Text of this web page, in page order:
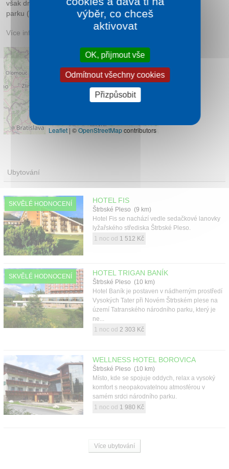
však dnes slouží jen jako terénní stanice strážců národního
parku (TPN).
Více informací:
Leaflet | ©OpenStreetMapcontributors
Ubytování
SKVĚLÉ HODNOCENÍ HOTEL FIS
Štrbské Pleso (9 km)
Hotel Fis se nachází vedle sedačkové lanovky
lyžařského střediska Štrbské Pleso.
1 noc od 1 512 Kč
SKVĚLÉ HODNOCENÍ HOTEL TRIGAN BANÍK
Štrbské Pleso (10 km)
Hotel Baník je postaven v nádherným prostředí
Vysokých Tater při Novém Štrbském plese na
území Tatranského národního parku, který je
ne...
1 noc od 2 303 Kč
WELLNESS HOTEL BOROVICA
Štrbské Pleso (10 km)
Místo, kde se spojuje oddych, relax a vysoký
komfort s neopakovatelnou atmosférou v
samém srdci národního parku.
1 noc od 1 980 Kč
Více ubytování
výběr, co chceš
aktivovat
OK, přijmout vše
Odmítnout všechny cookies
Přizpůsobit